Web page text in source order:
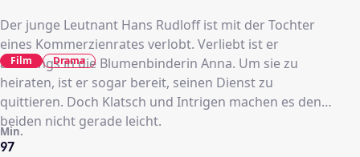
Der junge Leutnant Hans Rudloff ist mit der Tochter
eines Kommerzienrates verlobt. Verliebt ist er
allerdings in die Blumenbinderin Anna. Um sie zu
heiraten, ist er sogar bereit, seinen Dienst zu
quittieren. Doch Klatsch und Intrigen machen es den
beiden nicht gerade leicht.
97
Min.
Film Drama